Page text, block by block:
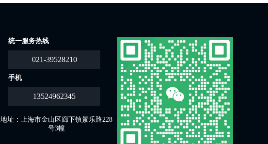
统一服务热线
021-39528210
手机
13524962345
地址：上海市金山区廊下镇景乐路228
号3幢